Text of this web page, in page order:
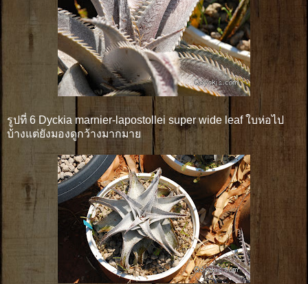
รูปที่ 6 Dyckia marnier-lapostollei super wide leaf ใบห่อไป
บ้างแต่ยังมองดูกว้างมากมาย